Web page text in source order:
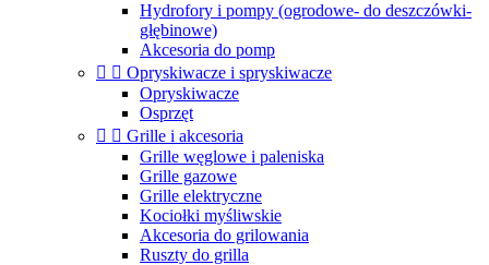
Hydrofory i pompy (ogrodowe- do deszczówki-
głębinowe)
Akcesoria do pomp
  Opryskiwacze i spryskiwacze
Opryskiwacze
Osprzęt
  Grille i akcesoria
Grille węglowe i paleniska
Grille gazowe
Grille elektryczne
Kociołki myśliwskie
Akcesoria do grilowania
Ruszty do grilla